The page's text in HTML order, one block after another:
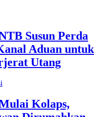
Susun Perda
Aduan untuk
Utang
Kolaps,